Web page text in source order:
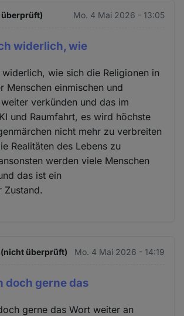
Mo. 4 Mai 2026 - 13:05
widerlich, wie
widerlich, wie sich die Religionen in
Menschen einmischen und
verkünden und das im
und Raumfahrt, es wird höchste
nicht mehr zu verbreiten
Realitäten des Lebens zu
werden viele Menschen
das ist ein
Zustand.
überprüft) Mo. 4 Mai 2026 - 14:19
doch gerne das
gerne das Wort weiter an